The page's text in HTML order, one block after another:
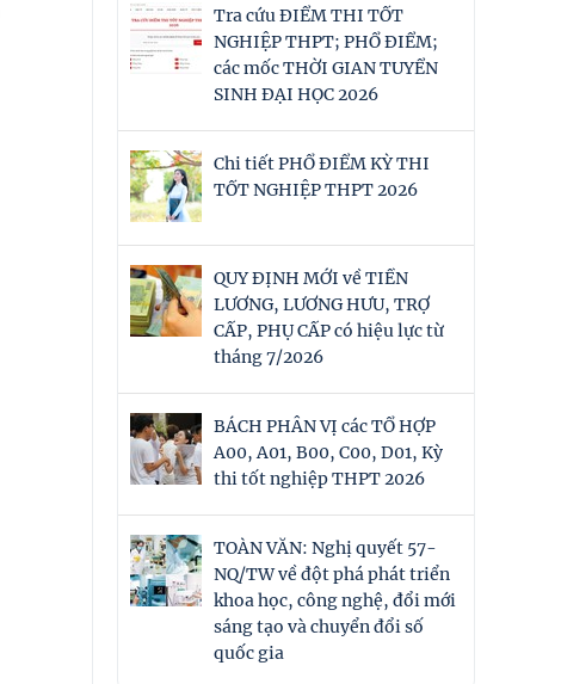
Tra cứu ĐIỂM THI TỐT
NGHIỆP THPT; PHỔ ĐIỂM;
các mốc THỜI GIAN TUYỂN
SINH ĐẠI HỌC 2026
Chi tiết PHỔ ĐIỂM KỲ THI
TỐT NGHIỆP THPT 2026
QUY ĐỊNH MỚI về TIỀN
LƯƠNG, LƯƠNG HƯU, TRỢ
CẤP, PHỤ CẤP có hiệu lực từ
tháng 7/2026
BÁCH PHÂN VỊ các TỔ HỢP
A00, A01, B00, C00, D01, Kỳ
thi tốt nghiệp THPT 2026
TOÀN VĂN: Nghị quyết 57-
NQ/TW về đột phá phát triển
khoa học, công nghệ, đổi mới
sáng tạo và chuyển đổi số
quốc gia